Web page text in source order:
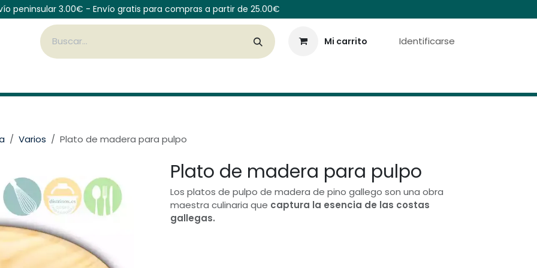
peninsular 3.00€ - Envío gratis para compras a partir de 25.00€
Mi carrito Identificarse
Varios Plato de madera para pulpo
Plato de madera para pulpo
Los platos de pulpo de madera de pino gallego son una obra
maestra culinaria que captura la esencia de las costas
gallegas.